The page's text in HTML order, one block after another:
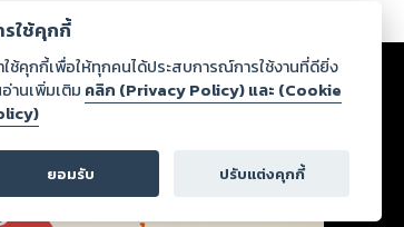
มงานกับเรา ดาวน์โหลด
ในทรัพย์สินทางปัญญาของบุคคลอื่นหรือ
ธรรม กรุณาแจ้งมายังบริษัท เพื่อทีม
รใช้คุกกี้
ใช้คุกกี้เพื่อให้ทุกคนได้ประสบการณ์การใช้งานที่ดียิ่ง
านเพิ่มเติม คลิก (Privacy Policy) และ (Cookie
ยอมรับ ปรับแต่งคุกกี้